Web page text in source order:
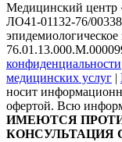
Медицинский центр
ЛО41-01132-76/
конфиденциальности
медицинских услуг |
носит
офертой. Всю
ИМЕЮТСЯ
КОНСУЛЬТАЦИЯ